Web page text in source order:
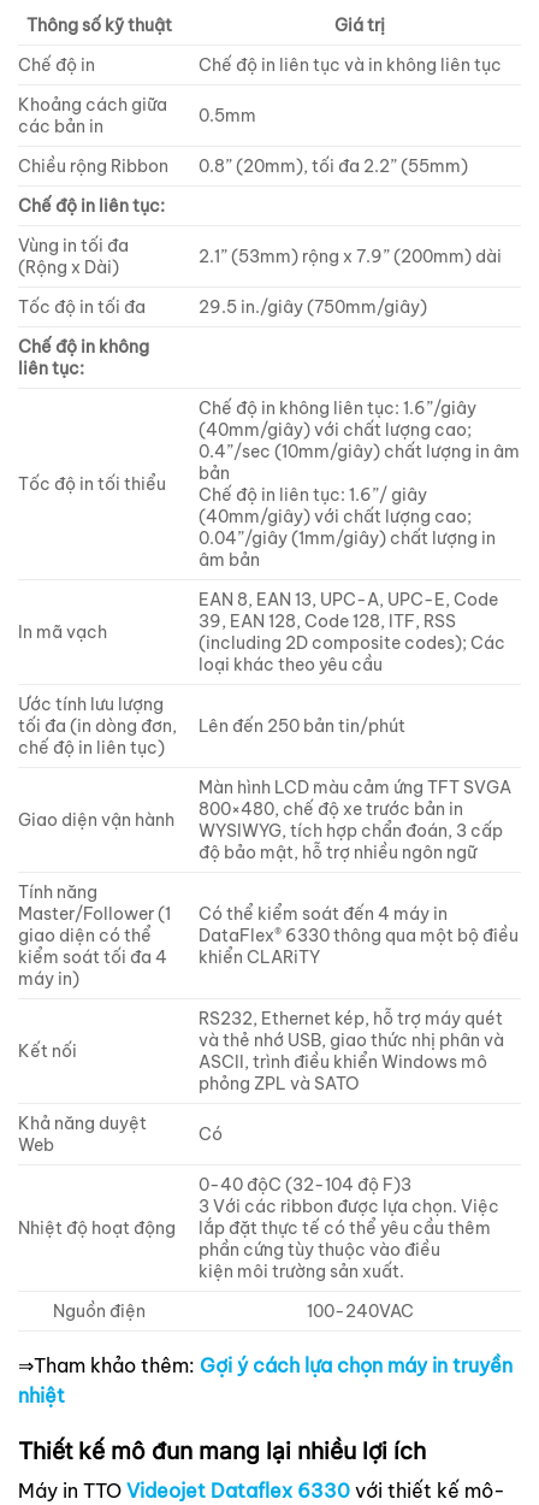
Thông số kỹ thuật
Giá trị
Chế độ in
Chế độ in liên tục và in không liên tục
Khoảng cách giữa
các bản in
0.5mm
Chiều rộng Ribbon
0.8” (20mm), tối đa 2.2” (55mm)
Chế độ in liên tục:
Vùng in tối đa
(Rộng x Dài)
2.1” (53mm) rộng x 7.9” (200mm) dài
Tốc độ in tối đa
29.5 in./giây (750mm/giây)
Chế độ in không
liên tục:
Tốc độ in tối thiểu
Chế độ in không liên tục: 1.6”/giây
(40mm/giây) với chất lượng cao;
0.4”/sec (10mm/giây) chất lượng in âm
bản
Chế độ in liên tục: 1.6”/ giây
(40mm/giây) với chất lượng cao;
0.04”/giây (1mm/giây) chất lượng in
âm bản
In mã vạch
EAN 8, EAN 13, UPC-A, UPC-E, Code
39, EAN 128, Code 128, ITF, RSS
(including 2D composite codes); Các
loại khác theo yêu cầu
Ước tính lưu lượng
tối đa (in dòng đơn,
chế độ in liên tục)
Lên đến 250 bản tin/phút
Giao diện vận hành
Màn hình LCD màu cảm ứng TFT SVGA
800×480, chế độ xe trước bản in
WYSIWYG, tích hợp chẩn đoán, 3 cấp
độ bảo mật, hỗ trợ nhiều ngôn ngữ
Tính năng
Master/Follower (1
giao diện có thể
kiểm soát tối đa 4
máy in)
Có thể kiểm soát đến 4 máy in
DataFlex® 6330 thông qua một bộ điều
khiển CLARiTY
Kết nối
RS232, Ethernet kép, hỗ trợ máy quét
và thẻ nhớ USB, giao thức nhị phân và
ASCII, trình điều khiển Windows mô
phỏng ZPL và SATO
Khả năng duyệt
Web
Có
Nhiệt độ hoạt động
0-40 độC (32-104 độ F)3
3 Với các ribbon được lựa chọn. Việc
lắp đặt thực tế có thể yêu cầu thêm
phần cứng tùy thuộc vào điều
kiện môi trường sản xuất.
Nguồn điện
100-240VAC
⇒Tham khảo thêm: Gợi ý cách lựa chọn máy in truyền
nhiệt
Thiết kế mô đun mang lại nhiều lợi ích
Máy in TTO Videojet Dataflex 6330 với thiết kế mô-